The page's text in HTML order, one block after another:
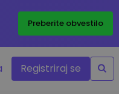
Preberite obvestilo
Registriraj se